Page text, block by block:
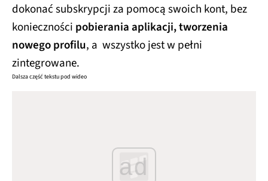
dokonać subskrypcji za pomocą swoich kont, bez
konieczności pobierania aplikacji, tworzenia
nowego profilu, a wszystko jest w pełni
zintegrowane.
Dalsza część tekstu pod wideo
ad